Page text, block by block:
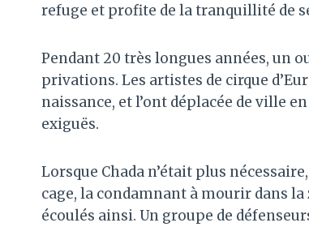
refuge et profite de la tranquillité de
Pendant 20 très longues années, un
privations. Les artistes de cirque
naissance, et l’ont déplacée de ville
exiguës.
Lorsque Chada n’était plus
cage, la condamnant à mourir dans
écoulés ainsi. Un groupe de